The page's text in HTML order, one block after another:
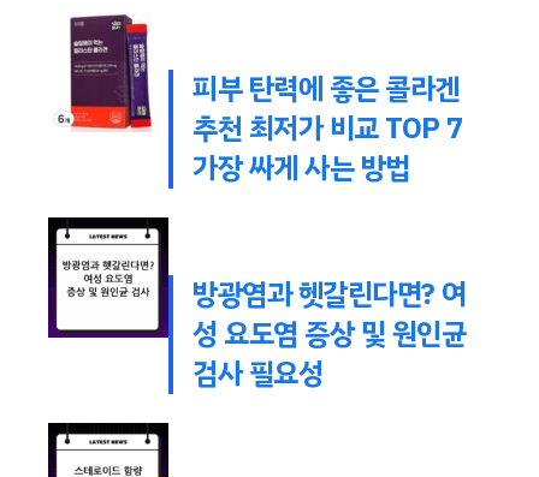
피부 탄력에 좋은 콜라겐
추천 최저가 비교 TOP 7
가장 싸게 사는 방법
방광염과 헷갈린다면? 여
성 요도염 증상 및 원인균
검사 필요성